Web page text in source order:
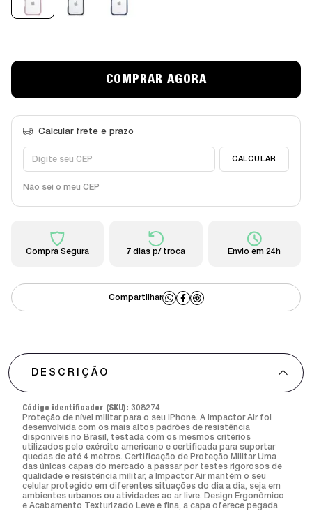
Não sei o meu CEP
Compra Segura 7 dias p/ troca Envio em 24h
DESCRIÇÃO
Código identificador (SKU): 308274
Proteção de nível militar para o seu iPhone. A Impactor Air foi
desenvolvida com os mais altos padrões de resistência
disponíveis no Brasil, testada com os mesmos critérios
utilizados pelo exército americano e certificada para suportar
quedas de até 4 metros. Certificação de Proteção Militar Uma
das únicas capas do mercado a passar por testes rigorosos de
qualidade e resistência militar, a Impactor Air mantém o seu
celular protegido em diferentes situações do dia a dia, seja em
ambientes urbanos ou atividades ao ar livre. Design Ergonômico
e Acabamento Texturizado Leve e fina, a capa oferece pegada